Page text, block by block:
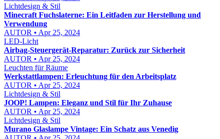
Lichtdesign & Stil
Minecraft Fuchslaterne: Ein Leitfaden zur Herstellung und
Verwendung
AUTOR • Apr 25, 2024
LED-Licht
Airbag-Steuergerät-Reparatur: Zurück zur Sicherheit
AUTOR • Apr 25, 2024
Leuchten für Räume
Werkstattlampen: Erleuchtung für den Arbeitsplatz
AUTOR • Apr 25, 2024
Lichtdesign & Stil
JOOP! Lampen: Eleganz und Stil für Ihr Zuhause
AUTOR • Apr 25, 2024
Lichtdesign & Stil
Murano Glaslampe Vintage: Ein Schatz aus Venedig